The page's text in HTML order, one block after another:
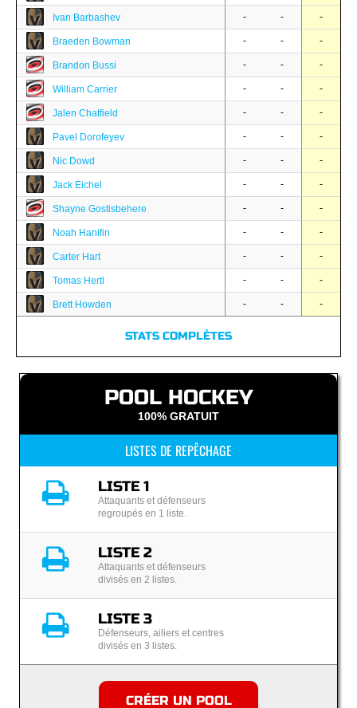
Ivan Barbashev - - -
Braeden Bowman - - -
Brandon Bussi - - -
William Carrier - - -
Jalen Chatfield - - -
Pavel Dorofeyev - - -
Nic Dowd - - -
Jack Eichel - - -
Shayne Gostisbehere - - -
Noah Hanifin - - -
Carter Hart - - -
Tomas Hertl - - -
Brett Howden - - -
STATS COMPLÈTES
POOL HOCKEY
100% GRATUIT
LISTES DE REPÊCHAGE
LISTE 1
Attaquants et défenseurs
regroupés en 1 liste.
LISTE 2
Attaquants et défenseurs
divisés en 2 listes.
LISTE 3
Défenseurs, ailiers et centres
divisés en 3 listes.
CRÉER UN POOL